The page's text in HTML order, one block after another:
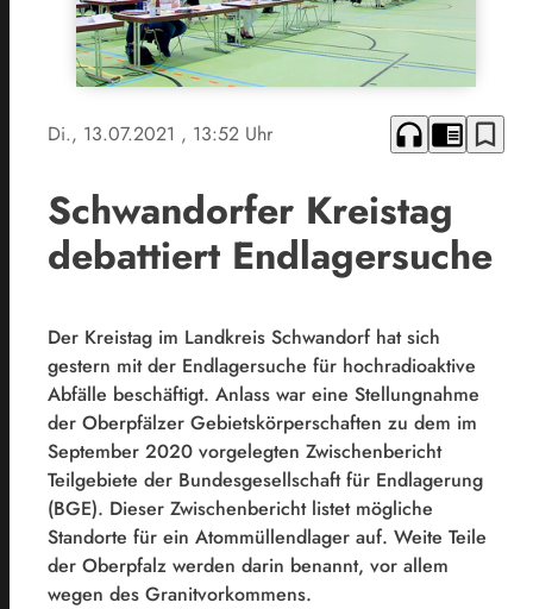
Di., 13.07.2021 , 13:52 Uhr headphones chrome_reader_mode bookmark_border
Schwandorfer Kreistag
debattiert Endlagersuche
Der Kreistag im Landkreis Schwandorf hat sich
gestern mit der Endlagersuche für hochradioaktive
Abfälle beschäftigt. Anlass war eine Stellungnahme
der Oberpfälzer Gebietskörperschaften zu dem im
September 2020 vorgelegten Zwischenbericht
Teilgebiete der Bundesgesellschaft für Endlagerung
(BGE). Dieser Zwischenbericht listet mögliche
Standorte für ein Atommüllendlager auf. Weite Teile
der Oberpfalz werden darin benannt, vor allem
wegen des Granitvorkommens.